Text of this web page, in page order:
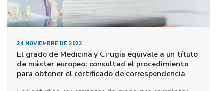
24 NOVIEMBRE DE 2022
El grado de Medicina y Cirugía equivale a un título
de máster europeo: consultad el procedimiento
para obtener el certificado de correspondencia